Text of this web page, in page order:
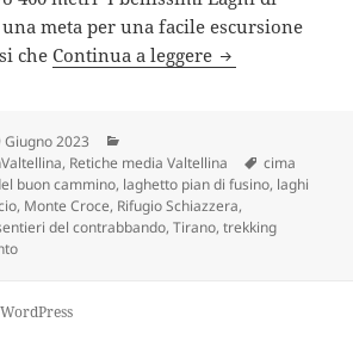
meta per una facile escursione
cheContinua a leggere ANELLO
Giugno 2023
, Retiche media Valtellina Tag
cima
buon cammino, laghetto pian di fusino, laghi
, Monte Croce, Rifugio Schiazzera,
del contrabbando,Tirano,trekking
su ANELLO RIFUGIO e LAGHI DI SCHIAZZERA (SO).